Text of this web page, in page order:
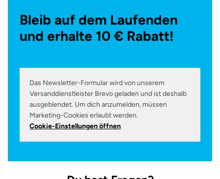
Bleib auf dem Laufenden
und erhalte 10 € Rabatt!
Das Newsletter-Formular wird von unserem
Versanddienstleister Brevo geladen und ist deshalb
ausgeblendet. Um dich anzumelden, müssen
Marketing-Cookies erlaubt werden.
Cookie-Einstellungen öffnen